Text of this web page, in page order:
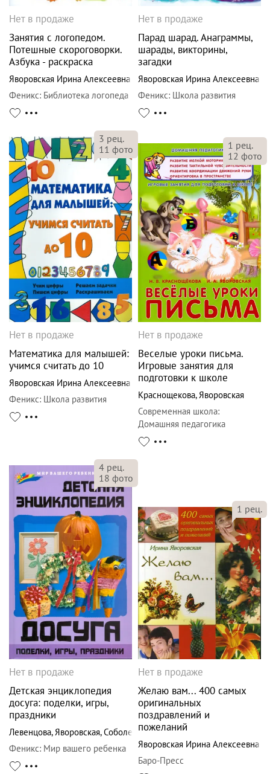
Нет в продаже
Занятия с логопедом.
Потешные скороговорки.
Азбука - раскраска
Яворовская Ирина Алексеевна
Феникс: Библиотека логопеда
Нет в продаже
Парад шарад. Анаграммы,
шарады, викторины,
загадки
Яворовская Ирина Алексеевна
Феникс: Школа развития
3 рец.
11 фото
Нет в продаже
Математика для малышей:
учимся считать до 10
Яворовская Ирина Алексеевна
Феникс: Школа развития
1 рец.
12 фото
Нет в продаже
Веселые уроки письма.
Игровые занятия для
подготовки к школе
Краснощекова,Яворовская
Современная школа:
Домашняя педагогика
4 рец.
18 фото
Нет в продаже
Детская энциклопедия
досуга: поделки, игры,
праздники
Левенцова,Яворовская,Соболевская
Феникс: Мир вашего ребенка
1 рец.
Нет в продаже
Желаю вам... 400 самых
оригинальных
поздравлений и
пожеланий
Яворовская Ирина Алексеевна
Баро-Пресс